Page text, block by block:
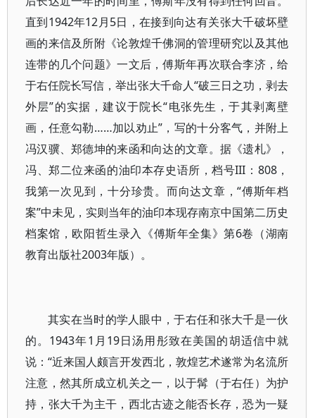
直到1942年12月5日，在接到向达有关张大千破坏壁
画的来信及所附《论敦煌千佛洞的管理研究以及其他
连带的几个问题》一文后，傅斯年再次联合李济，给
于右任院长写信，举出张大千命人“破三日之功，剥去
外层”的实据，建议于院长“电张先生，于其剥离壁
画，任意勾勒……加以劝止”，写的十分客气，并附上
冯汉骥、郑德坤的来函和向达的文章。据《遗札》，
冯、郑二位来函的油印本存史语所，档号III：808，
我第一次见到，十分珍贵。而向达文章，“傅斯年档
案”中未见，实则当年的油印本现存南京中国第二历史
档案馆，欧阳哲生录入《傅斯年全集》第6卷（湖南
教育出版社2003年版）。
其实在当时的学人眼中，于右任和张大千是一伙
的。1943年1月19日汤用彤致在美国的胡适信中就
说：“近来国人颇言开发西北，敦煌艺术遂常为名流所
注意，然其所成立机关之一，以于髯（于右任）为护
持，张大千为主干，西北古迹之能否长存，恐为一疑